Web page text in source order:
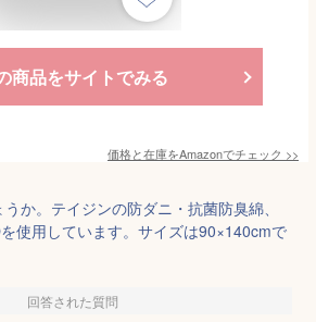
商品をサイトでみる
価格と在庫をAmazonでチェック >>
か。テイジンの防ダニ・抗菌防臭綿、
使用しています。サイズは90×140cmで
回答された質問